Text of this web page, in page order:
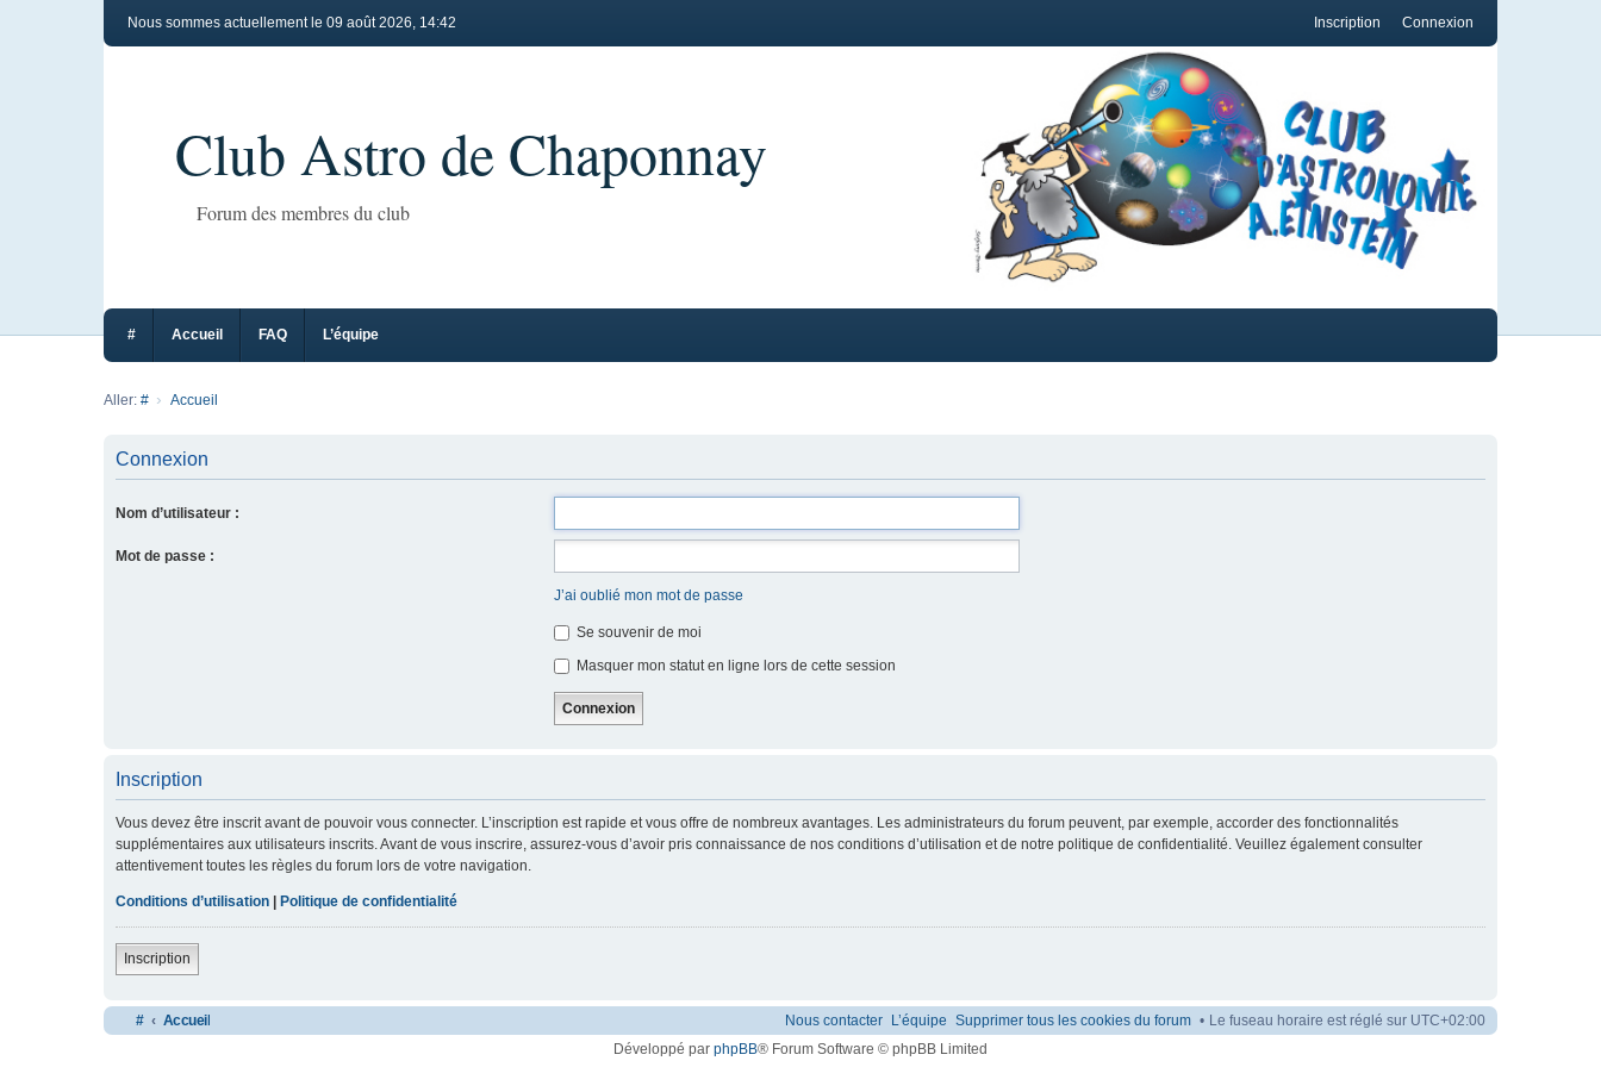
Connexion
Inscription
Nous sommes actuellement le 09 août 2026, 14:42
Club Astro de Chaponnay
Forum des membres du club
# Accueil FAQ L’équipe
Aller: # Accueil
Connexion
Nom d’utilisateur :
Mot de passe :
J’ai oublié mon mot de passe
Se souvenir de moi
Masquer mon statut en ligne lors de cette session
Inscription
Vous devez être inscrit avant de pouvoir vous connecter. L’inscription est rapide et vous offre de nombreux avantages. Les administrateurs du forum peuvent, par exemple, accorder des fonctionnalités
supplémentaires aux utilisateurs inscrits. Avant de vous inscrire, assurez-vous d’avoir pris connaissance de nos conditions d’utilisation et de notre politique de confidentialité. Veuillez également consulter
attentivement toutes les règles du forum lors de votre navigation.
Conditions d’utilisation Politique de confidentialité
Inscription
# Accueil Le fuseau horaire est réglé sur UTC+02:00
Supprimer tous les cookies du forum
L’équipe
Nous contacter
Développé par phpBB® Forum Software © phpBB Limited